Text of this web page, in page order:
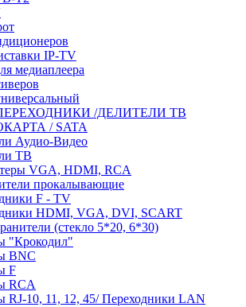
IP-TV
медиаплеера
/ДЕЛИТЕЛИ ТВ
/ SATA
Аудио-Видео
ТВ
VGA, HDMI, RCA
прокалывающие
F - TV
HDMI, VGA, DVI, SCART
(стекло 5*20, 6*30)
"Крокодил"
BNC
F
RCA
RJ-10, 11, 12, 45/ Переходники LAN